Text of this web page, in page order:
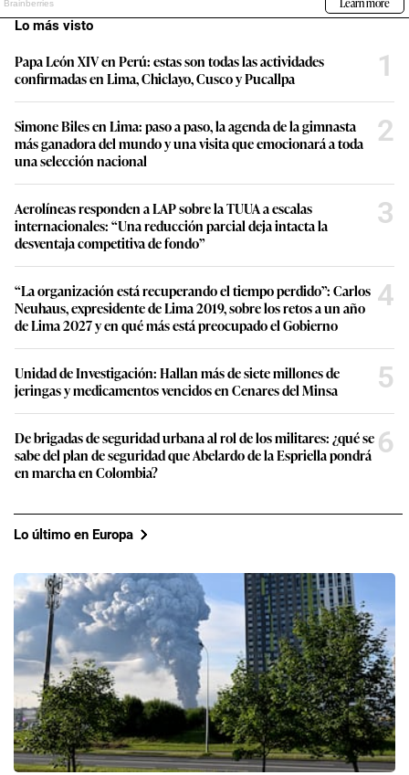
Lo más visto
Papa León XIV en Perú: estas son todas las actividades
confirmadas en Lima, Chiclayo, Cusco y Pucallpa
1
Simone Biles en Lima: paso a paso, la agenda de la gimnasta
más ganadora del mundo y una visita que emocionará a toda
una selección nacional
2
Aerolíneas responden a LAP sobre la TUUA a escalas
internacionales: “Una reducción parcial deja intacta la
desventaja competitiva de fondo”
3
“La organización está recuperando el tiempo perdido”: Carlos
Neuhaus, expresidente de Lima 2019, sobre los retos a un año
de Lima 2027 y en qué más está preocupado el Gobierno
4
Unidad de Investigación: Hallan más de siete millones de
jeringas y medicamentos vencidos en Cenares del Minsa
5
De brigadas de seguridad urbana al rol de los militares: ¿qué se
sabe del plan de seguridad que Abelardo de la Espriella pondrá
en marcha en Colombia?
6
Lo último en Europa